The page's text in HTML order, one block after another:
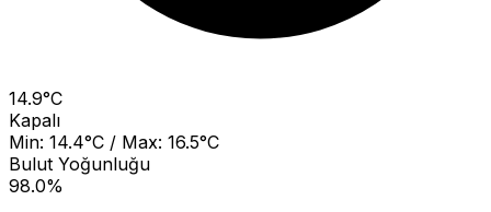
14.9°C
Kapalı
Min: 14.4°C / Max: 16.5°C
Bulut Yoğunluğu
98.0%